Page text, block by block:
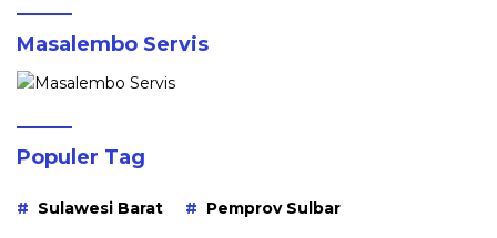
Masalembo Servis
Populer Tag
Sulawesi Barat Pemprov Sulbar